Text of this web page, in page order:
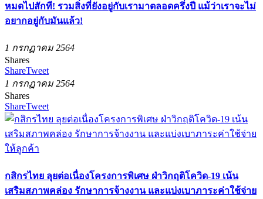
หมดไปสักที! รวมสิ่งที่ยังอยู่กับเรามาตลอดครึ่งปี แม้ว่าเราจะไม่
อยากอยู่กับมันแล้ว!
1 กรกฏาคม 2564
Shares
ShareTweet
1 กรกฏาคม 2564
Shares
ShareTweet
กสิกรไทย ลุยต่อเนื่องโครงการพิเศษ ฝ่าวิกฤติโควิด-19 เน้น
เสริมสภาพคล่อง รักษาการจ้างงาน และแบ่งเบาภาระค่าใช้จ่าย